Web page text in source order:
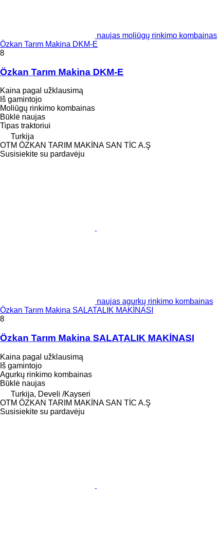
naujas moliūgų rinkimo kombainas
Özkan Tarım Makina DKM-E
8
Özkan Tarım Makina DKM-E
Kaina pagal užklausimą
Iš gamintojo
Moliūgų rinkimo kombainas
Būklė naujas
Tipas traktoriui
Turkija
OTM ÖZKAN TARIM MAKİNA SAN TİC A.Ş
Susisiekite su pardavėju
naujas agurkų rinkimo kombainas
Özkan Tarım Makina SALATALIK MAKİNASI
8
Özkan Tarım Makina SALATALIK MAKİNASI
Kaina pagal užklausimą
Iš gamintojo
Agurkų rinkimo kombainas
Būklė naujas
Turkija, Develi /Kayseri
OTM ÖZKAN TARIM MAKİNA SAN TİC A.Ş
Susisiekite su pardavėju